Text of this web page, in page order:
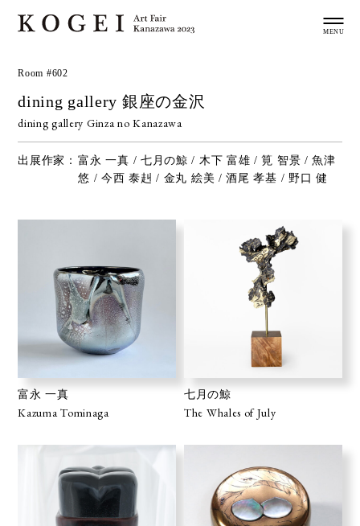
Room #602
dining gallery 銀座の金沢
dining gallery Ginza no Kanazawa
出展作家： 富永 一真 / 七月の鯨 / 木下 富雄 / 筧 智景 / 魚津
悠 / 今西 泰赳 / 金丸 絵美 / 酒尾 孝基 / 野口 健
富永 一真
Kazuma Tominaga
七月の鯨
The Whales of July